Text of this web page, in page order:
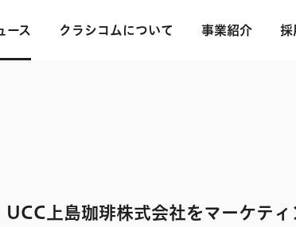
ース クラシコムについて 事業紹介 採
UCC上島珈琲株式会社をマーケティ